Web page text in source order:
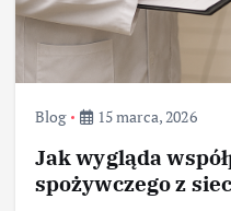
Blog 15 marca, 2026
Jak wygląda
spożywczego z